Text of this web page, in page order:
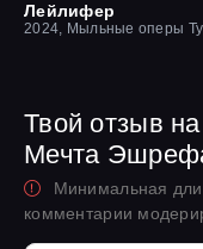
Лейлифер
2024, Мыльные оперы
Твой отзыв
Мечта
Минимальная
комментарии